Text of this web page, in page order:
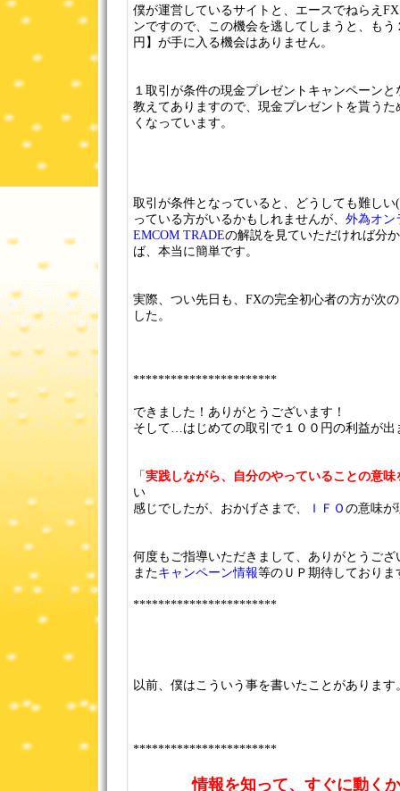
僕が運営しているサイトと、エースでねらえ
ンですので、この機会を逃してしまうと、も
円】が手に入る機会はありません。
１取引が条件の現金プレゼントキャンペーン
教えてありますので、現金プレゼントを貰う
くなっています。
取引が条件となっていると、どうしても難し
っている方がいるかもしれませんが、 外為オン
EMCOM TRADEの解説を見ていただければ分
ば、本当に簡単です。
実際、つい先日も、FXの完全初心者の方が次
した。
***********************
できました！ありがとうございます！
そして…はじめての取引で１００円の利益が出
「 実践しながら、自分のやっていることの意味
い
感じでしたが、おかげさまで、
ＩＦＯ の意味が
何度もご指導いただきまして、ありがとうござ
またキャンペーン情報等のＵＰ期待しておりま
***********************
以前、僕はこういう事を書いたことがあります
***********************
情報を知って、すぐに動く